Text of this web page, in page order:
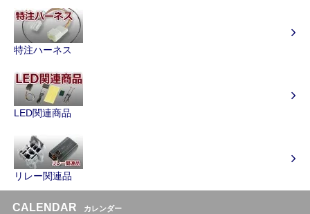
特注ハーネス
LED関連商品
リレー関連品
CALENDAR カレンダー